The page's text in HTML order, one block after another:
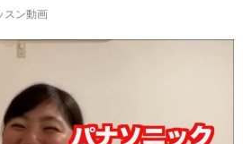
スン動画